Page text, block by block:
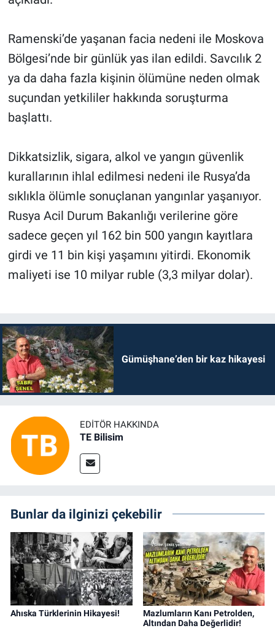
Ramenski’de yaşanan facia nedeni ile Moskova
Bölgesi’nde bir günlük yas ilan edildi. Savcılık 2
ya da daha fazla kişinin ölümüne neden olmak
suçundan yetkililer hakkında soruşturma
başlattı.
Dikkatsizlik, sigara, alkol ve yangın güvenlik
kurallarının ihlal edilmesi nedeni ile Rusya’da
sıklıkla ölümle sonuçlanan yangınlar yaşanıyor.
Rusya Acil Durum Bakanlığı verilerine göre
sadece geçen yıl 162 bin 500 yangın kayıtlara
girdi ve 11 bin kişi yaşamını yitirdi. Ekonomik
maliyeti ise 10 milyar ruble (3,3 milyar dolar).
Gümüşhane’den bir kaz hikayesi
EDITÖR HAKKINDA
TE Bilisim
Bunlar da ilginizi çekebilir
Ahıska Türklerinin Hikayesi!
Mazlumların Kanı Petrolden,
Altından Daha Değerlidir!